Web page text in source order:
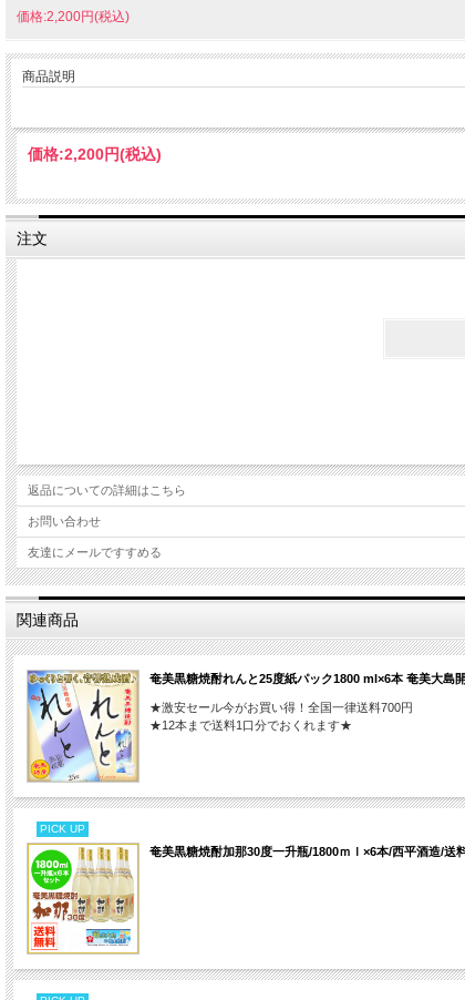
価格:2,200円(税込)
商品説明
価格:2,200円(税込)
注文
返品についての詳細はこちら
お問い合わせ
友達にメールですすめる
関連商品
奄美黒糖焼酎れんと25度紙パック1800 ml×6本 奄美大島
★激安セール今がお買い得！全国一律送料700円
★12本まで送料1口分でおくれます★
PICK UP
奄美黒糖焼酎加那30度一升瓶/1800ｍｌ×6本/西平酒造/送